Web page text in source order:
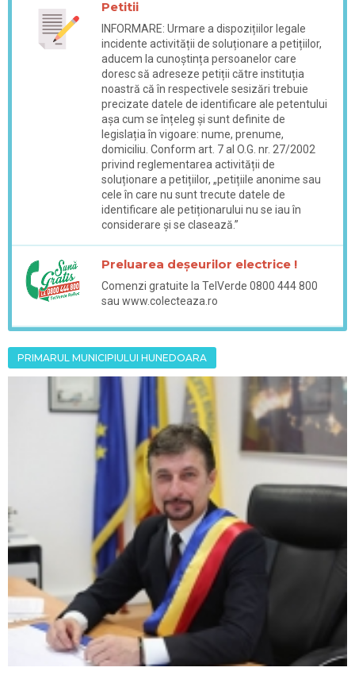
Petitii
INFORMARE: Urmare a dispozițiilor legale
incidente activității de soluționare a petițiilor,
aducem la cunoștința persoanelor care
doresc să adreseze petiții către instituția
noastră că în respectivele sesizări trebuie
precizate datele de identificare ale petentului
așa cum se înțeleg și sunt definite de
legislația în vigoare: nume, prenume,
domiciliu. Conform art. 7 al O.G. nr. 27/2002
privind reglementarea activității de
soluționare a petițiilor, „petițiile anonime sau
cele în care nu sunt trecute datele de
identificare ale petiționarului nu se iau în
considerare și se clasează.”
Preluarea deșeurilor electrice !
Comenzi gratuite la TelVerde 0800 444 800
sau www.colecteaza.ro
PRIMARUL MUNICIPIULUI HUNEDOARA